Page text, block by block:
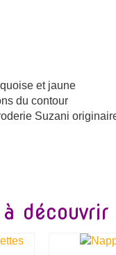
et jaune
du contour
Suzani
découvrir